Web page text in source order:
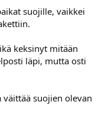
suojille, vaikkei
keksinyt mitään
läpi, mutta osti
suojien olevan